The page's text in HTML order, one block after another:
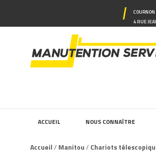
4 RUE
ACCUEIL NOUS CONNAÎTRE
Accueil/ Manitou/ Chariots